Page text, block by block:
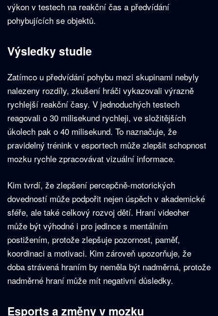
výkon v testech na reakční čas a předvídání
pohybujících se objektů.
Výsledky studie
Zatímco u předvídání pohybu mezi skupinami nebyly
nalezeny rozdíly, zkušení hráči vykazovali výrazně
rychlejší reakční časy. V jednoduchých testech
reagovali o 30 milisekund rychleji, ve složitějších
úkolech pak o 40 milisekund. To naznačuje, že
pravidelný trénink v esportech může zlepšit schopnost
mozku rychle zpracovávat vizuální informace.
Kim tvrdí, že zlepšení percepčně-motorických
dovedností může podpořit nejen úspěch v akademické
sféře, ale také celkový rozvoj dětí. Hraní videoher
může být výhodné i pro jedince s mentálním
postižením, protože zlepšuje pozornost, paměť,
koordinaci a motivaci. Kim zároveň upozorňuje, že
doba strávená hraním by neměla být nadměrná, protože
nadměrné hraní může mít negativní důsledky.
Esports a změny v mozku